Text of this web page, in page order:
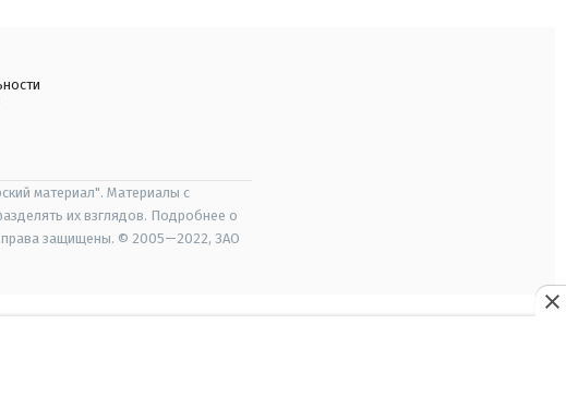
материал". Материалы с
их взглядов. Подробнее о
права защищены. © 2005—2022, ЗАО